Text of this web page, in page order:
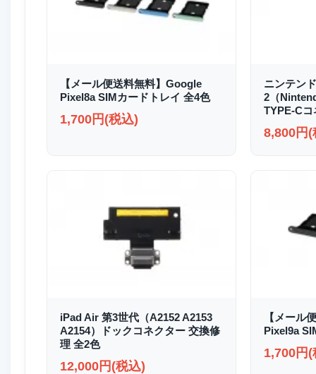
【メール便送料無料】Google
Pixel8a SIMカードトレイ 全4色
1,700円(税込)
ニンテン
2（
TYPE-C
8,800円(
iPad Air 第3世代（A2152 A2153
A2154）ドックコネクター 交換修
理 全2色
12,000円(税込)
【メール
Pixel9a
1,700円(